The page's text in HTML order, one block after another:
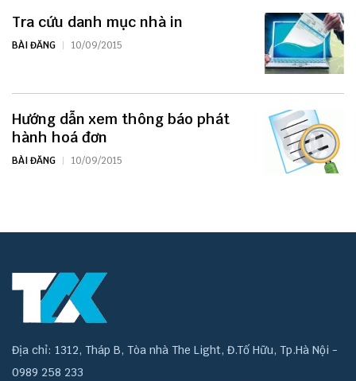
Tra cứu danh mục nhà in
BÀI ĐĂNG 10/09/2015
Hướng dẫn xem thông báo phát
hành hoá đơn
BÀI ĐĂNG 10/09/2015
Địa chỉ: 1312, Tháp B, Tòa nhà The Light, Đ.Tố Hữu, Tp.Hà Nội -
0989 258 233